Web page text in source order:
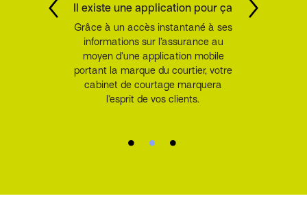
Il existe une application pour ça
Grâce à un accès instantané à ses
informations sur l’assurance au
moyen d’une application mobile
portant la marque du courtier, votre
cabinet de courtage marquera
l’esprit de vos clients.